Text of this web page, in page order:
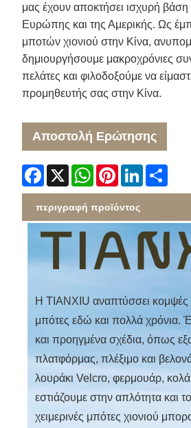
μας έχουν αποκτήσει ισχυρή βάση
Ευρώπης και της Αμερικής. Ως
μποτών χιονιού στην Κίνα,
δημιουργήσουμε μακροχρόνιες
πελάτες και φιλοδοξούμε να
προμηθευτής σας στην Κίνα.
Αποστολή Ερώτησης
Facebook
X WhatsApp
PinterestLinkedIn
περιγραφή προϊόντος
Η TIANXIU αναπτύσσει κομψές
μπότες εδώ και πολλά χρόνια.
και προηγμένα σχέδια, όπως
πλατφόρμας, πλέξιμο και
λουράκι Velcro, φερμουάρ,
εστιάζουμε στην απλότητα και
χειμερινές μπότες χιονιού